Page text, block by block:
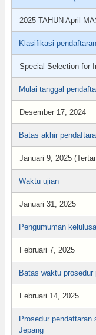
2025 TAHUN April
Klasifikasi pendaftaran
Special Selection for
Mulai tanggal
Desember 17, 2024
Batas akhir
Januari 9, 2025
Waktu ujian
Januari 31, 2025
Pengumuman
Februari 7, 2025
Batas waktu
Februari 14, 2025
Prosedur
Jepang